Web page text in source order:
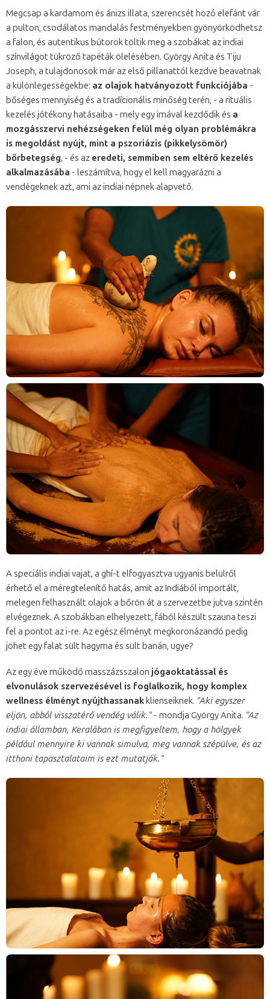
Megcsap a kardamom és ánizs illata, szerencsét hozó elefánt vár
a pulton, csodálatos mandalás festményekben gyönyörködhetsz
a falon, és autentikus bútorok töltik meg a szobákat az indiai
színvilágot tükröző tapéták ölelésében. György Anita és Tiju
Joseph, a tulajdonosok már az első pillanattól kezdve beavatnak
a különlegességekbe: az olajok hatványozott funkciójába -
bőséges mennyiség és a tradícionális minőség terén, - a rituális
kezelés jótékony hatásaiba - mely egy imával kezdődik és a
mozgásszervi nehézségeken felül még olyan problémákra
is megoldást nyújt, mint a pszoriázis (pikkelysömör)
bőrbetegség, - és az eredeti, semmiben sem eltérő kezelés
alkalmazásába - leszámítva, hogy el kell magyarázni a
vendégeknek azt, ami az indiai népnek alapvető.
A speciális indiai vajat, a ghí-t elfogyasztva ugyanis belülről
érhető el a méregtelenítő hatás, amit az Indiából importált,
melegen felhasznált olajok a bőrön át a szervezetbe jutva szintén
elvégeznek. A szobákban elhelyezett, fából készült szauna teszi
fel a pontot az i-re. Az egész élményt megkoronázandó pedig
jöhet egy falat sült hagyma és sült banán, ugye?
Az egy éve működő masszázsszalon jógaoktatással és
elvonulások szervezésével is foglalkozik, hogy komplex
wellness élményt nyújthassanak klienseiknek. "Aki egyszer
eljön, abból visszatérő vendég válik." - mondja György Anita. "Az
indiai államban, Keralában is megfigyeltem, hogy a hölgyek
például mennyire ki vannak simulva, meg vannak szépülve, és az
itthoni tapasztalataim is ezt mutatják."